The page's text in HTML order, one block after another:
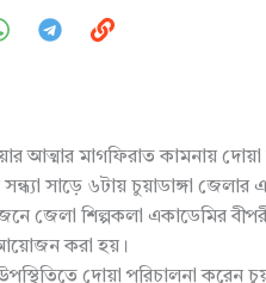
আত্মার মাগফিরাত কামনায়
সাড়ে ৬টায় চুয়াডাঙ্গা জেলার
জেলা শিল্পকলা একাডেমির
আয়োজন করা হয়।
দোয়া পরিচালনা করেন